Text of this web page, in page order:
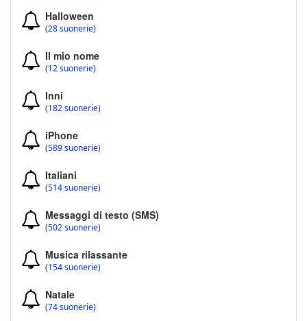
Halloween
(28 suonerie)
Il mio nome
(12 suonerie)
Inni
(182 suonerie)
iPhone
(589 suonerie)
Italiani
(514 suonerie)
Messaggi di testo (SMS)
(502 suonerie)
Musica rilassante
(154 suonerie)
Natale
(74 suonerie)